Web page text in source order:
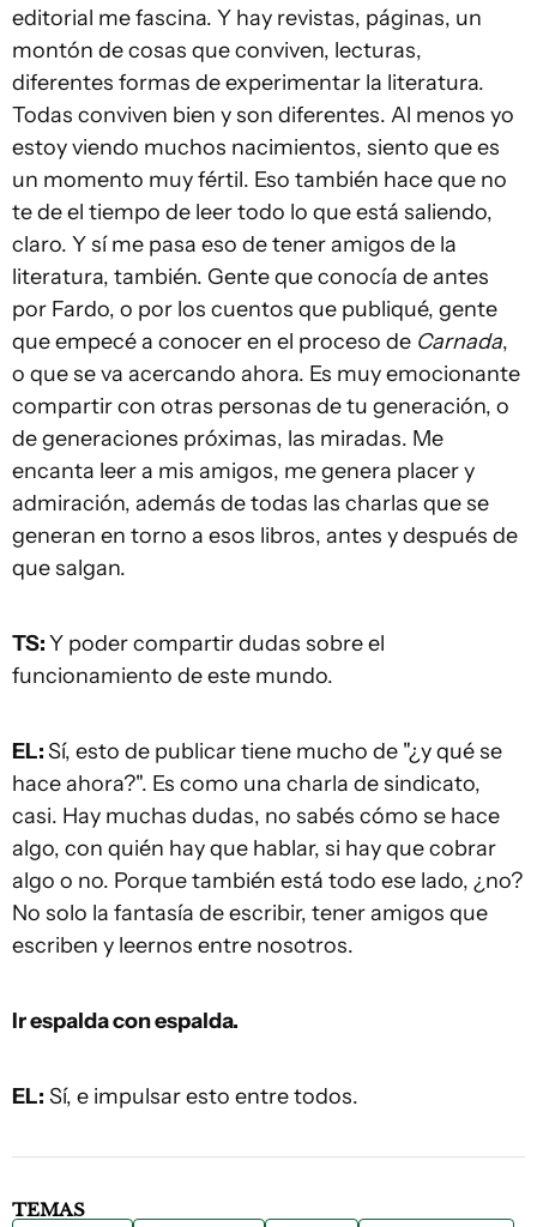
editorial me fascina. Y hay revistas, páginas, un
montón de cosas que conviven, lecturas,
diferentes formas de experimentar la literatura.
Todas conviven bien y son diferentes. Al menos yo
estoy viendo muchos nacimientos, siento que es
un momento muy fértil. Eso también hace que no
te de el tiempo de leer todo lo que está saliendo,
claro. Y sí me pasa eso de tener amigos de la
literatura, también. Gente que conocía de antes
por Fardo, o por los cuentos que publiqué, gente
que empecé a conocer en el proceso de Carnada,
o que se va acercando ahora. Es muy emocionante
compartir con otras personas de tu generación, o
de generaciones próximas, las miradas. Me
encanta leer a mis amigos, me genera placer y
admiración, además de todas las charlas que se
generan en torno a esos libros, antes y después de
que salgan.
TS:Y poder compartir dudas sobre el
funcionamiento de este mundo.
EL:Sí, esto de publicar tiene mucho de "¿y qué se
hace ahora?". Es como una charla de sindicato,
casi. Hay muchas dudas, no sabés cómo se hace
algo, con quién hay que hablar, si hay que cobrar
algo o no. Porque también está todo ese lado, ¿no?
No solo la fantasía de escribir, tener amigos que
escriben y leernos entre nosotros.
Ir espalda con espalda.
EL: Sí, e impulsar esto entre todos.
TEMAS